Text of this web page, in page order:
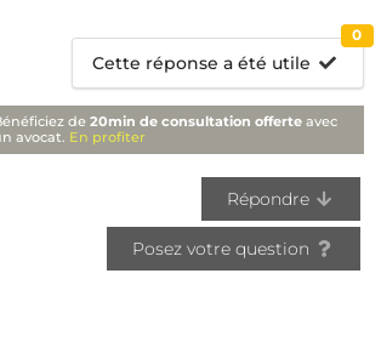
Cette réponse a été utile
0
de20min de consultation offerte avec
avocat. En profiter
Répondre
Posez votre question